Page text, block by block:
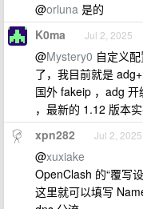
@orluna 是的
K0ma Jul 2, 2025
@Mystery0 自定义
了，我目前就是
国外 fakeip ，adg
，最新的 1.12 版本
xpn282 Jul 2, 2025
@xuxiake
OpenClash 的“覆写
这里就可以填写